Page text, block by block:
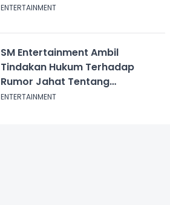
ENTERTAINMENT
SM Entertainment Ambil
Tindakan Hukum Terhadap
Rumor Jahat Tentang
Hearts2Hearts
ENTERTAINMENT